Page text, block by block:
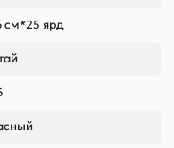
см*25 ярд